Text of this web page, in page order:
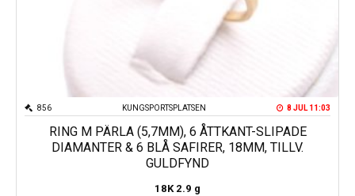
KUNGSPORTSPLATSEN
856 8 JUL 11:03
RING M PÄRLA (5,7MM), 6 ÅTTKANT-SLIPADE
DIAMANTER & 6 BLÅ SAFIRER, 18MM, TILLV.
GULDFYND
18K 2.9 g